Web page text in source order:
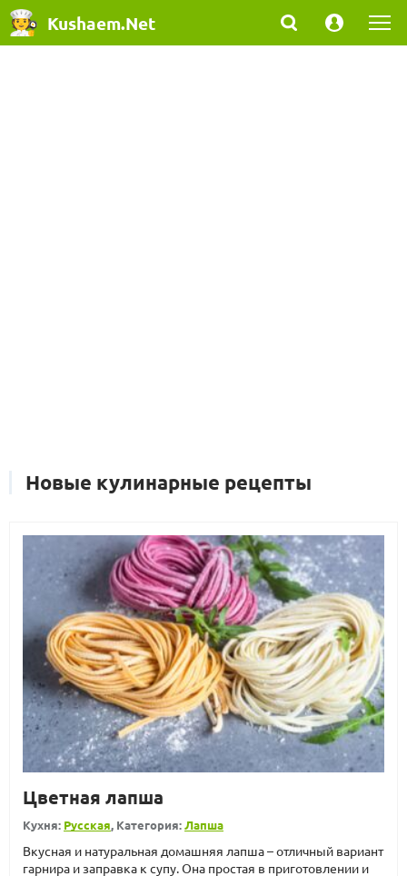
Kushaem.Net
Новые кулинарные рецепты
Цветная лапша
Кухня: Русская, Категория:Лапша
Вкусная и натуральная домашняя лапша – отличный вариант
гарнира и заправка к супу. Она простая в приготовлении и